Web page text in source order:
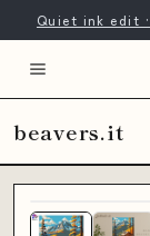
Quiet ink edit
beavers.it